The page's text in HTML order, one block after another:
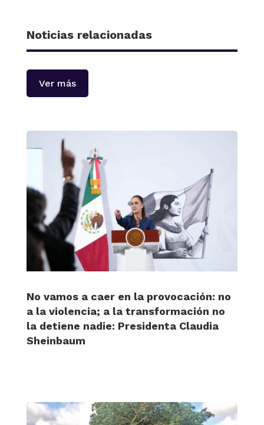
Noticias relacionadas
Ver más
No vamos a caer en la provocación: no
a la violencia; a la transformación no
la detiene nadie: Presidenta Claudia
Sheinbaum